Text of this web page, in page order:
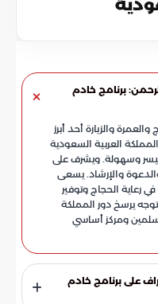
برنامج خادم
والزيارة أحد أبرز
العربية السعودية
وسهولة. ويشرف على
والإرشاد. يسعى
رعاية الحجاج وتوفير
يرسخ دور المملكة
ومركز أساسي
على برنامج خادم